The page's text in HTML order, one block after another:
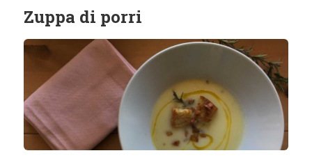
Chi Sono
Contattami
Zuppa di porri